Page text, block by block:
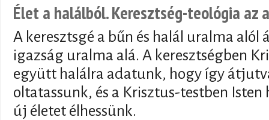
Élet a halálból. Keresztség-teológia az
A keresztsgé a bűn és halál uralma alól
igazság uralma alá. A keresztségben
együtt halálra adatunk, hogy így
oltatassunk, és a Krisztus-testben
új életet élhessünk.